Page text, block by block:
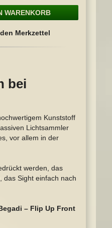
WARENKORB
Merkzettel
bei
Kunststoff
Lichtsammler
vor allem in der
werden, das
das Sight einfach nach
– Flip Up Front